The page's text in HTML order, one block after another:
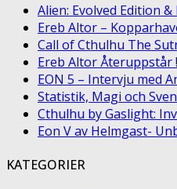
Alien: Evolved Edition
Ereb Altor –
Call of Cthulhu The
Ereb Altor Återuppstår !
EON 5 – Intervju med
Statistik, Magi och
Cthulhu by Gaslight:
Eon V av Helmgast-
KATEGORIER